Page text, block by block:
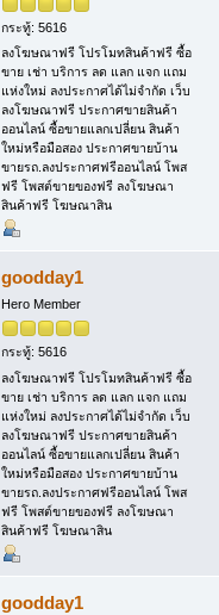
กระทู้: 5616
ลงโฆษณาฟรี โปรโมทสินค้าฟรี ซื้อ
ขาย เช่า บริการ ลด แลก แจก แถม
แห่งใหม่ ลงประกาศได้ไม่จำกัด เว็บ
ลงโฆษณาฟรี ประกาศขายสินค้า
ออนไลน์ ซื้อขายแลกเปลี่ยน สินค้า
ใหม่หรือมือสอง ประกาศขายบ้าน
ขายรถ.ลงประกาศฟรีออนไลน์ โพส
ฟรี โพสต์ขายของฟรี ลงโฆษณา
สินค้าฟรี โฆษณาสิน
goodday1
Hero Member
กระทู้: 5616
ลงโฆษณาฟรี โปรโมทสินค้าฟรี ซื้อ
ขาย เช่า บริการ ลด แลก แจก แถม
แห่งใหม่ ลงประกาศได้ไม่จำกัด เว็บ
ลงโฆษณาฟรี ประกาศขายสินค้า
ออนไลน์ ซื้อขายแลกเปลี่ยน สินค้า
ใหม่หรือมือสอง ประกาศขายบ้าน
ขายรถ.ลงประกาศฟรีออนไลน์ โพส
ฟรี โพสต์ขายของฟรี ลงโฆษณา
สินค้าฟรี โฆษณาสิน
goodday1